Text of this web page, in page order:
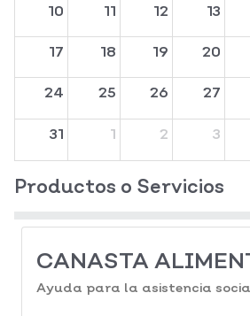
10 11 12 13
17 18 19 20
24 25 26 27
31 1 2 3
Productos o Servicios
CANASTA
Ayuda para la asistencia